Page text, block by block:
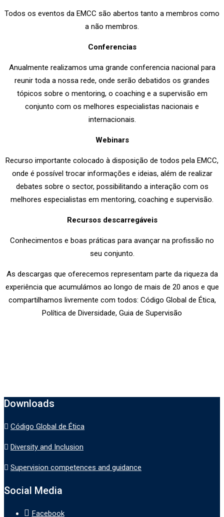
Todos os eventos da EMCC são abertos tanto a membros como
a não membros.
Conferencias
Anualmente realizamos uma grande conferencia nacional para
reunir toda a nossa rede, onde serão debatidos os grandes
tópicos sobre o mentoring, o coaching e a supervisão em
conjunto com os melhores especialistas nacionais e
internacionais.
Webinars
Recurso importante colocado à disposição de todos pela EMCC,
onde é possível trocar informações e ideias, além de realizar
debates sobre o sector, possibilitando a interação com os
melhores especialistas em mentoring, coaching e supervisão.
Recursos descarregáveis
Conhecimentos e boas práticas para avançar na profissão no
seu conjunto.
As descargas que oferecemos representam parte da riqueza da
experiência que acumulámos ao longo de mais de 20 anos e que
compartilhamos livremente com todos: Código Global de Ética,
Política de Diversidade, Guia de Supervisão
Downloads
Código Global de Ética
Diversity and Inclusion
Supervision competences and guidance
Social Media
Facebook